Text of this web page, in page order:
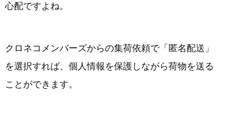
心配ですよね。
クロネコメンバーズからの集荷依頼で「匿名配送」
を選択すれば、個人情報を保護しながら荷物を送る
ことができます。